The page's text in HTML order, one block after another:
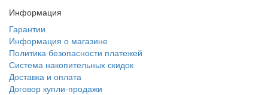
Информация
Гарантии
Информация о магазине
Политика безопасности платежей
Система накопительных скидок
Доставка и оплата
Договор купли-продажи